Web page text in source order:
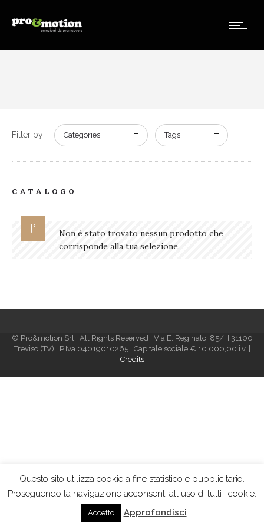
Filter by: Categories Tags
CATALOGO
Non è stato trovato nessun prodotto che
corrisponde alla tua selezione.
© Pro&motion Srl | All Rights Reserved | Via E. Reginato, 85/H 31100
Treviso (TV) | P.Iva 04019010265 | Capitale sociale € 10.000,00 i.v. |
Credits
Questo sito utilizza cookie a fine statistico e pubblicitario.
Proseguendo la navigazione acconsenti all uso di tutti i cookie.
Accetto Approfondisci